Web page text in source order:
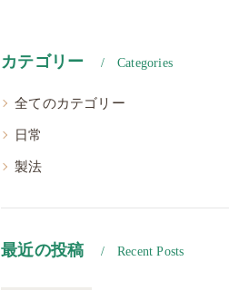
カテゴリー Categories
全てのカテゴリー
日常
製法
最近の投稿 Recent Posts